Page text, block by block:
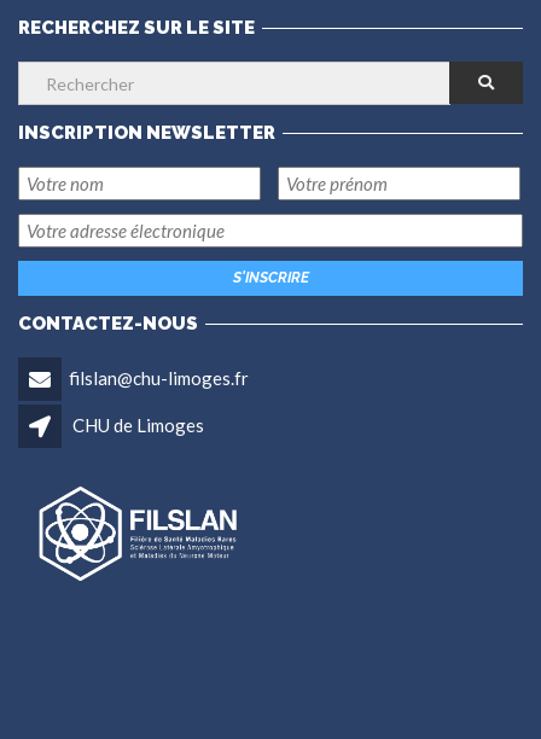
RECHERCHEZ SUR LE SITE
INSCRIPTION NEWSLETTER
CONTACTEZ-NOUS
filslan@chu-limoges.fr
CHU de Limoges